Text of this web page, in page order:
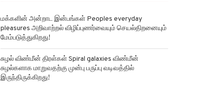
மக்களின் அன்றாட இன்பங்கள் Peoples everyday
pleasures அறிவாற்றல் விழிப்புணர்வையும் செயல்திறனையும்
மேம்படுத்துகிறது!
சுழல் விண்மீன் திரள்கள் Spiral galaxies விண்மீன்
சுழல்களாக மாறுவதற்கு முன்பு பருப்பு வடிவத்தில்
இருந்திருக்கிறது!